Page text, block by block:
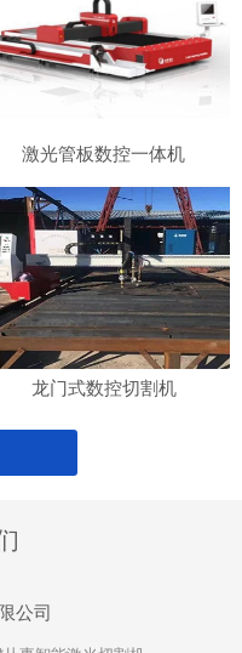
激光管板数控一体机
龙门式数控切割机
公司